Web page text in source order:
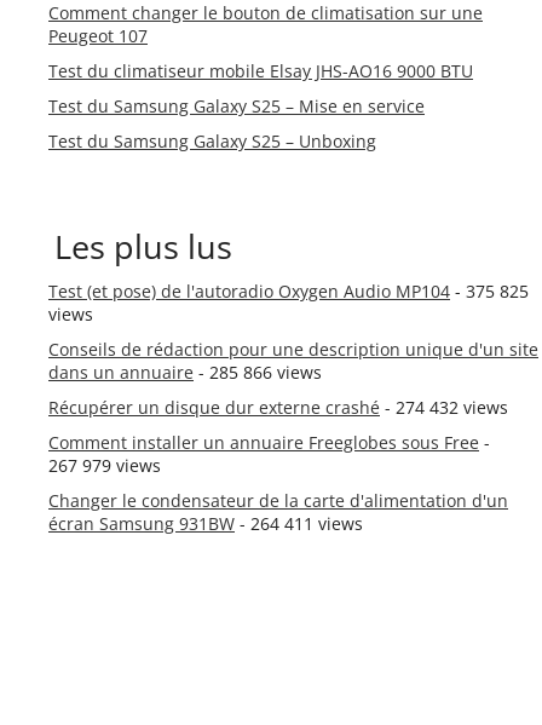
Comment changer le bouton de climatisation sur une
Peugeot 107
Test du climatiseur mobile Elsay JHS-AO16 9000 BTU
Test du Samsung Galaxy S25 – Mise en service
Test du Samsung Galaxy S25 – Unboxing
Les plus lus
Test (et pose) de l'autoradio Oxygen Audio MP104 - 375 825
views
Conseils de rédaction pour une description unique d'un site
dans un annuaire - 285 866 views
Récupérer un disque dur externe crashé - 274 432 views
Comment installer un annuaire Freeglobes sous Free -
267 979 views
Changer le condensateur de la carte d'alimentation d'un
écran Samsung 931BW - 264 411 views